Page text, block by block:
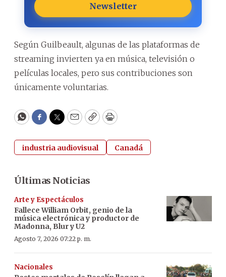
Newsletter
Según Guilbeault, algunas de las plataformas de
streaming invierten ya en música, televisión o
películas locales, pero sus contribuciones son
únicamente voluntarias.
WhatsApp
Facebook
Twitter
EmailCopyPrint
industria audiovisual Canadá
Últimas Noticias
Arte y Espectáculos
Fallece William Orbit, genio de la
música electrónica y productor de
Madonna, Blur y U2
Agosto 7, 2026 07:22 p. m.
Nacionales